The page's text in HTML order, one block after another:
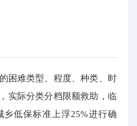
困难类型、程度、种类、时
实际分类分档限额救助，临
低保标准上浮25%进行确